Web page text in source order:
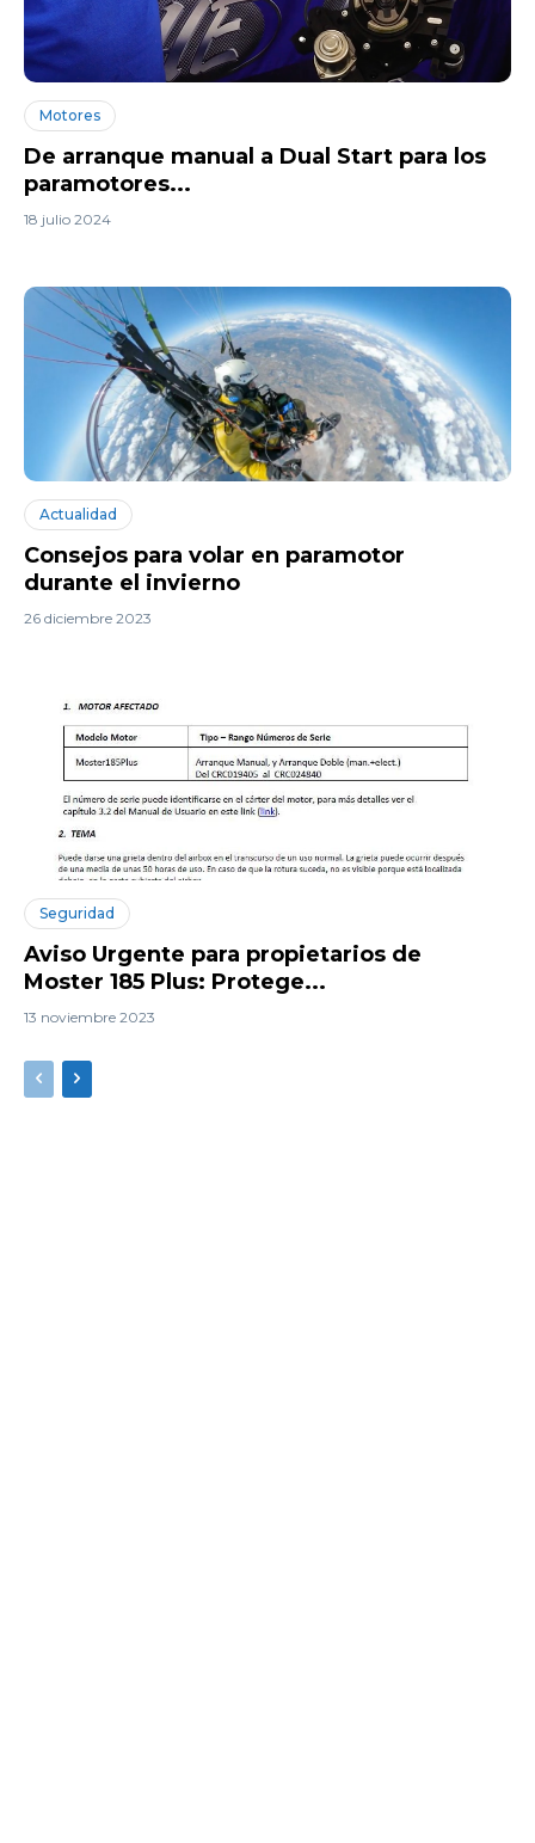
Motores
De arranque manual a Dual Start para los
paramotores...
18 julio 2024
Actualidad
Consejos para volar en paramotor
durante el invierno
26 diciembre 2023
Seguridad
Aviso Urgente para propietarios de
Moster 185 Plus: Protege...
13 noviembre 2023